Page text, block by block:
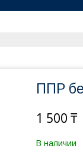
ППР
1 500 ₸
В наличии